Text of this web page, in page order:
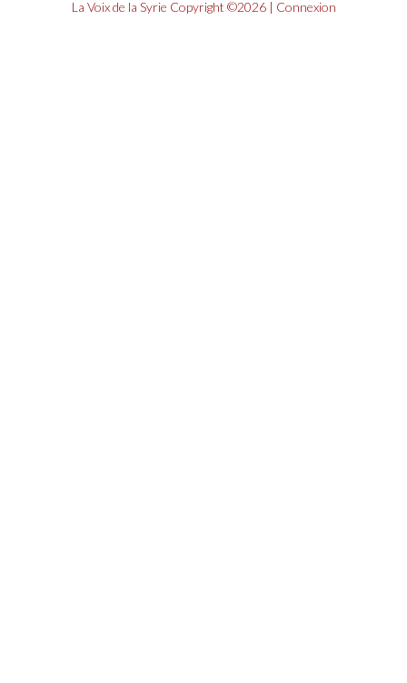
La Voix de la Syrie Copyright ©2026 | Connexion